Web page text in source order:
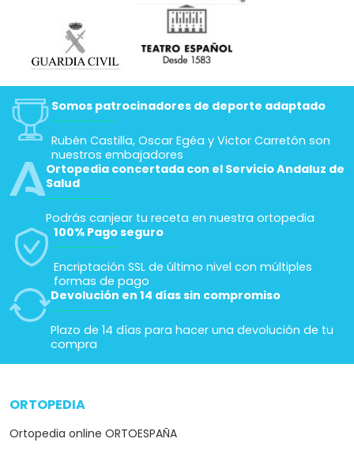
Somos patrocinadores de deporte adaptado
Rubén Castilla, Oscar Egéa y Victor Carretón son
nuestros embajadores
Ortopedia concertada con el Servicio Andaluz de
Salud
Podrás canjear tu receta en nuestra ortopedia
100% Pago seguro
Encriptación SSL de último nivel con múltiples
formas de pago
Devolución en 14 días sin compromiso
Plazo de 14 días para hacer una devolución de tu
compra
ORTOPEDIA
Ortopedia online ORTOESPAÑA